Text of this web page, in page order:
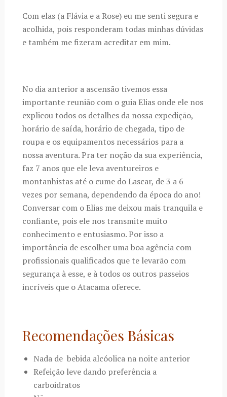
Com elas (a Flávia e a Rose) eu me senti segura e
acolhida, pois responderam todas minhas dúvidas
e também me fizeram acreditar em mim.
No dia anterior a ascensão tivemos essa
importante reunião com o guia Elias onde ele nos
explicou todos os detalhes da nossa expedição,
horário de saída, horário de chegada, tipo de
roupa e os equipamentos necessários para a
nossa aventura. Pra ter noção da sua experiência,
faz 7 anos que ele leva aventureiros e
montanhistas até o cume do Lascar, de 3 a 6
vezes por semana, dependendo da época do ano!
Conversar com o Elias me deixou mais tranquila e
confiante, pois ele nos transmite muito
conhecimento e entusiasmo. Por isso a
importância de escolher uma boa agência com
profissionais qualificados que te levarão com
segurança à esse, e à todos os outros passeios
incríveis que o Atacama oferece.
Recomendações Básicas
Nada de bebida alcóolica na noite anterior
Refeição leve dando preferência a
carboidratos